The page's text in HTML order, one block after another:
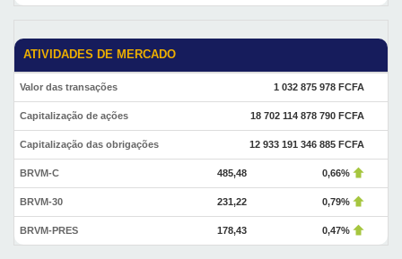
ATIVIDADES DE MERCADO
Valor das transações 1 032 875 978 FCFA
Capitalização de ações 18 702 114 878 790 FCFA
Capitalização das obrigações 12 933 191 346 885 FCFA
BRVM-C 485,48 0,66%
BRVM-30 231,22 0,79%
BRVM-PRES 178,43 0,47%